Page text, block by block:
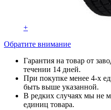
+
Обратите внимание
Гарантия на товар от
течении 14 дней.
При покупке менее 4-х
быть выше указанной.
В редких случаях мы не
единиц товара.